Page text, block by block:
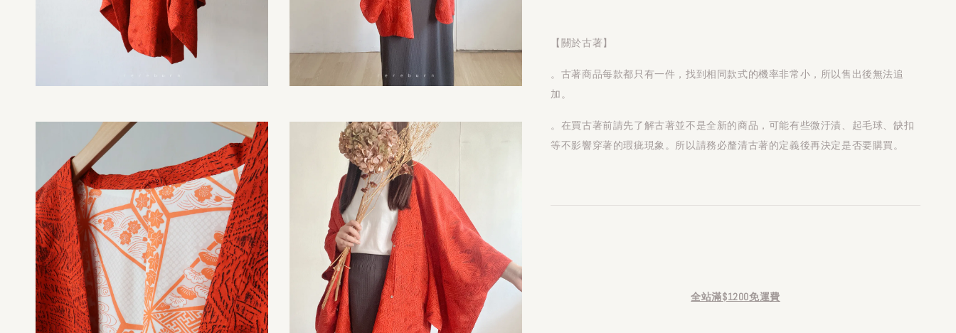
【關於古著】
。古著商品每款都只有一件，找到相同款式的機率非常小，所以售出後無法追
加。
。在買古著前請先了解古著並不是全新的商品，可能有些微汙漬、起毛球、缺扣
等不影響穿著的瑕疵現象。所以請務必釐清古著的定義後再決定是否要購買。
全站滿$1200免運費